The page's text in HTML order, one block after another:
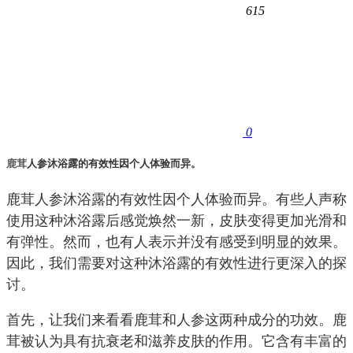
615
0
鹿茸 人参沐浴露的有效性因个人体验而异。
鹿茸人参沐浴露的有效性因个人体验而异。有些人声称
使用这种沐浴露后感觉焕然一新，皮肤变得更加光滑和
有弹性。然而，也有人表示并没有感受到明显的效果。
因此，我们需要对这种沐浴露的有效性进行更深入的探
讨。
首先，让我们来看看鹿茸和人参这两种成分的功效。鹿
茸被认为具有抗衰老和滋养皮肤的作用。它含有丰富的